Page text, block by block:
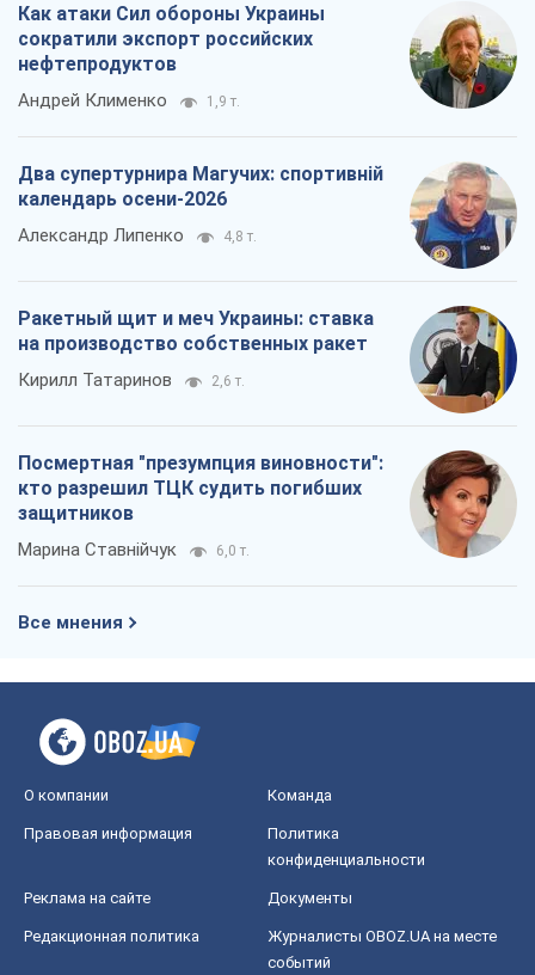
Как атаки Сил обороны Украины
сократили экспорт российских
нефтепродуктов
Андрей Клименко 1,9 т.
Два супертурнира Магучих: спортивній
календарь осени-2026
Александр Липенко 4,8 т.
Ракетный щит и меч Украины: ставка
на производство собственных ракет
Кирилл Татаринов 2,6 т.
Посмертная "презумпция виновности":
кто разрешил ТЦК судить погибших
защитников
Марина Ставнійчук 6,0 т.
Все мнения
О компании Команда
Правовая информация
Политика
конфиденциальности
Реклама на сайте Документы
Редакционная политика
Журналисты OBOZ.UA на месте
событий